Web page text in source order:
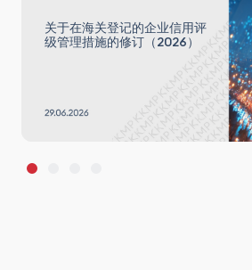
关于在海关登记的企业信用评
级管理措施的修订（2026）